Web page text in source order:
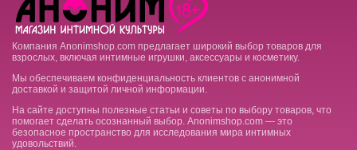
Компания Anonimshop.com предлагает широкий выбор товаров для
взрослых, включая интимные игрушки, аксессуары и косметику.
Мы обеспечиваем конфиденциальность клиентов с анонимной
доставкой и защитой личной информации.
На сайте доступны полезные статьи и советы по выбору товаров, что
помогает сделать осознанный выбор. Anonimshop.com — это
безопасное пространство для исследования мира интимных
удовольствий.